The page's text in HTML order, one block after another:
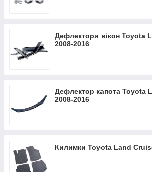
Дефлектори вікон Toyota
2008-2016
Дефлектор капота Toyota
2008-2016
Килимки Toyota Land